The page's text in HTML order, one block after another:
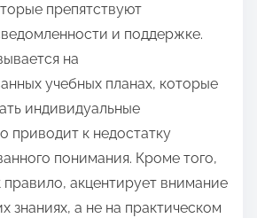
препятствуют
и поддержке.
на
учебных планах, которые
индивидуальные
приводит к недостатку
понимания. Кроме того,
правило, акцентирует внимание
знаниях, а не на практическом